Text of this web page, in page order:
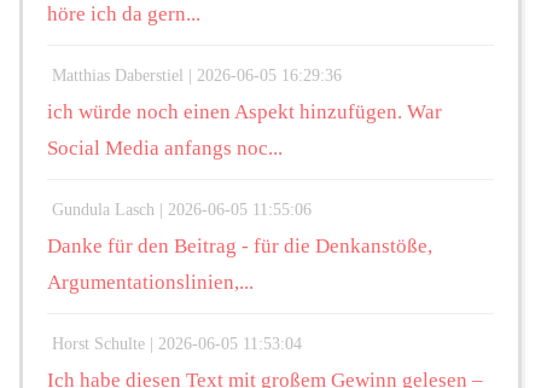
höre ich da gern...
Matthias Daberstiel | 2026-06-05 16:29:36
ich würde noch einen Aspekt hinzufügen. War
Social Media anfangs noc...
Gundula Lasch | 2026-06-05 11:55:06
Danke für den Beitrag - für die Denkanstöße,
Argumentationslinien,...
Horst Schulte | 2026-06-05 11:53:04
Ich habe diesen Text mit großem Gewinn gelesen –